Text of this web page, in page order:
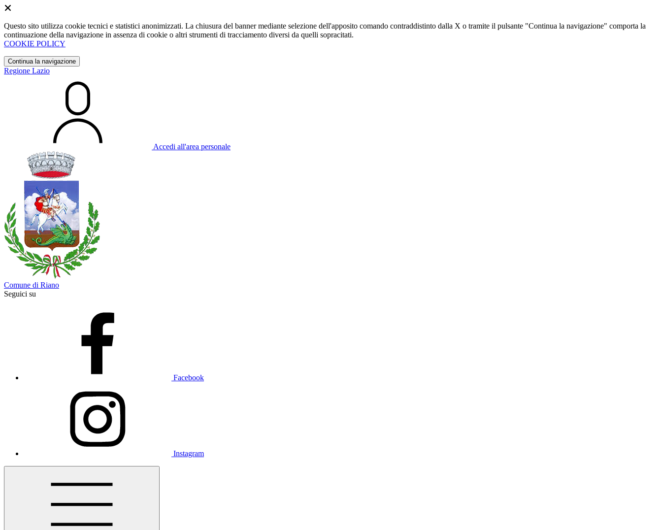
Questo sito utilizza cookie tecnici e statistici anonimizzati. La chiusura del banner mediante selezione dell'apposito comando contraddistinto dalla X o tramite il pulsante "Continua la navigazione" comporta la
continuazione della navigazione in assenza di cookie o altri strumenti di tracciamento diversi da quelli sopracitati.
COOKIE POLICY
Continua la navigazione
Regione Lazio
Accedi all'area personale
Comune di Riano
Seguici su
Facebook
Instagram